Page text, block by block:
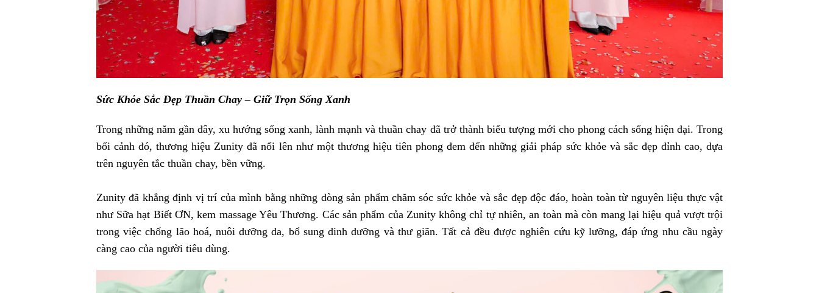
Sức Khỏe Sắc Đẹp Thuần Chay – Giữ Trọn Sống Xanh
Trong những năm gần đây, xu hướng sống xanh, lành mạnh và thuần chay đã trở thành biểu tượng mới cho phong cách sống hiện đại. Trong
bối cảnh đó, thương hiệu Zunity đã nổi lên như một thương hiệu tiên phong đem đến những giải pháp sức khỏe và sắc đẹp đỉnh cao, dựa
trên nguyên tắc thuần chay, bền vững.
Zunity đã khẳng định vị trí của mình bằng những dòng sản phẩm chăm sóc sức khỏe và sắc đẹp độc đáo, hoàn toàn từ nguyên liệu thực vật
như Sữa hạt Biết ƠN, kem massage Yêu Thương. Các sản phẩm của Zunity không chỉ tự nhiên, an toàn mà còn mang lại hiệu quả vượt trội
trong việc chống lão hoá, nuôi dưỡng da, bổ sung dinh dưỡng và thư giãn. Tất cả đều được nghiên cứu kỹ lưỡng, đáp ứng nhu cầu ngày
càng cao của người tiêu dùng.